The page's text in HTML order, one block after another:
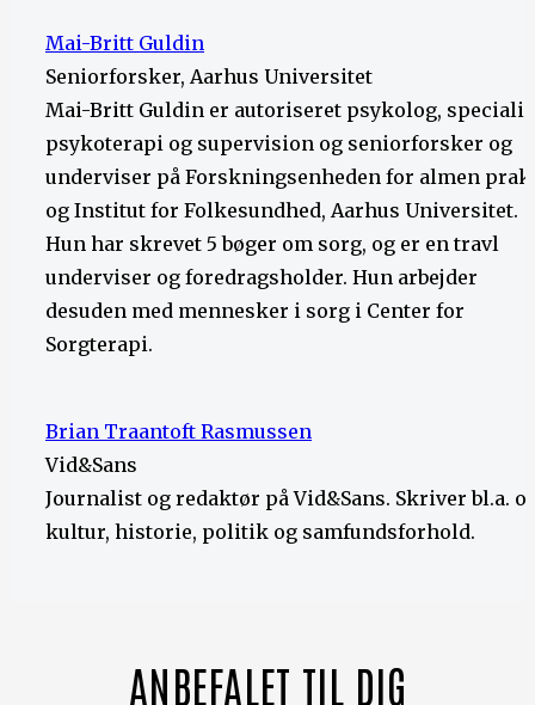
Mai-Britt Guldin
Seniorforsker, Aarhus Universitet
Mai-Britt Guldin er autoriseret psykolog,
psykoterapi og supervision og seniorforsker og
underviser på Forskningsenheden for almen
og Institut for Folkesundhed, Aarhus Universitet.
Hun har skrevet 5 bøger om sorg, og er en travl
underviser og foredragsholder. Hun arbejder
desuden med mennesker i sorg i Center for
Sorgterapi.
Brian Traantoft Rasmussen
Vid&Sans
Journalist og redaktør på Vid&Sans. Skriver bl.a.
kultur, historie, politik og samfundsforhold.
ANBEFALET TIL DIG